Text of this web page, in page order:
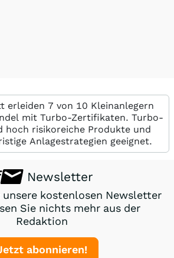
erleiden 7 von 10 Kleinanlegern
mit Turbo-Zertifikaten. Turbo-
hoch risikoreiche Produkte und
Anlagestrategien geeignet.
Newsletter
unsere kostenlosen Newsletter
Sie nichts mehr aus der
Redaktion
abonnieren!